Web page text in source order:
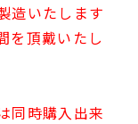
造いたします
を頂戴いたし
同時購入出来